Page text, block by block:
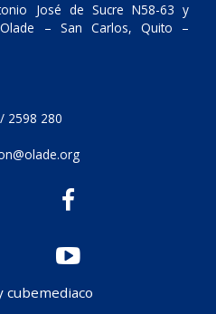
José de Sucre N58-63 y
– San Carlos, Quito –
2598 280
cubemediaco